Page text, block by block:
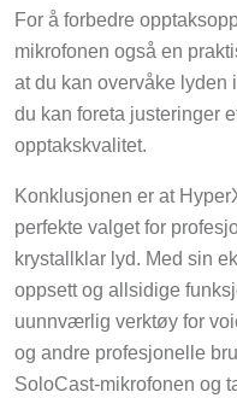
For å forbedre
mikrofonen også en
at du kan overvåke lyden
du kan foreta justeringer
opptakskvalitet.
Konklusjonen er at
perfekte valget for
krystallklar lyd. Med sin
oppsett og allsidige
uunnværlig verktøy for
og andre profesjonelle
SoloCast-mikrofonen og